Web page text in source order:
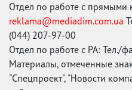
Отдел по работе с прямыми
reklama@mediadim.com.ua
(044) 207-97-00
Отдел по работе с РА: Тел./
Материалы, отмеченные
"Спецпроект", "Новости